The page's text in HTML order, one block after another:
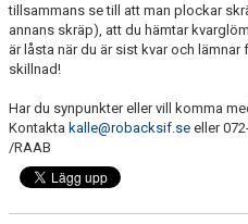
tillsammans se till att man plockar
annans skräp), att du hämtar
är låsta när du är sist kvar och
skillnad!
Har du synpunkter eller vill komma
Kontakta kalle@robacksif.se eller
/RAAB